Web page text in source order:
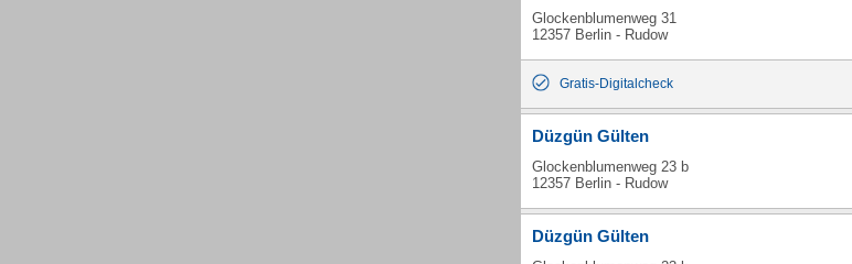
Glockenblumenweg 31
12357 Berlin - Rudow
Gratis-Digitalcheck
Düzgün Gülten
Glockenblumenweg 23 b
12357 Berlin - Rudow
Düzgün Gülten